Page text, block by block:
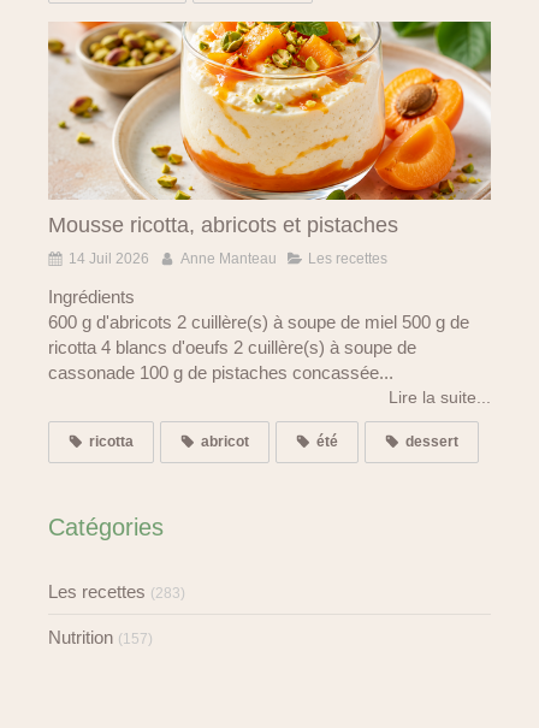
Mousse ricotta, abricots et pistaches
14 Juil 2026 Anne Manteau Les recettes
Ingrédients
600 g d'abricots 2 cuillère(s) à soupe de miel 500 g de
ricotta 4 blancs d'oeufs 2 cuillère(s) à soupe de
cassonade 100 g de pistaches concassée...
Lire la suite...
ricotta abricot été dessert
Catégories
Les recettes (283)
Nutrition (157)